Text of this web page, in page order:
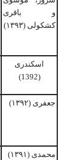
و باقری
کشکولی (۱۳۹۳)
اسکندری
(1392)
جعفری (۱۳۹۲)
محمدی (۱۳۹۱)